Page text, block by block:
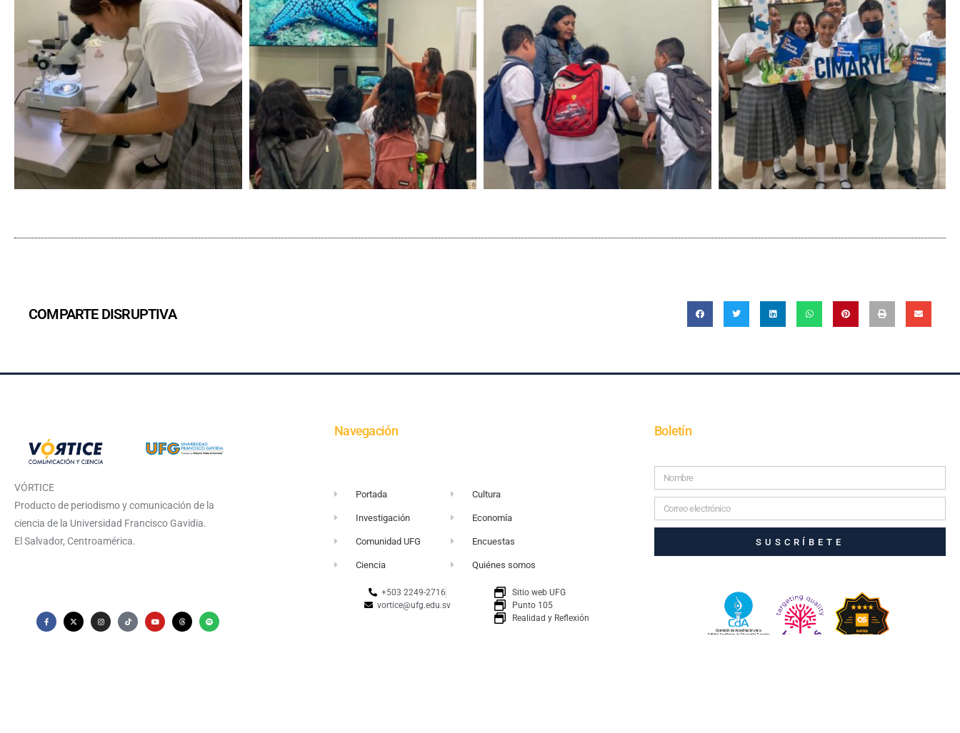
COMPARTE DISRUPTIVA
VÓRTICE
Producto de periodismo y comunicación de la
ciencia de la Universidad Francisco Gavidia.
El Salvador, Centroamérica.
Navegación
Portada
Investigación
Comunidad UFG
Ciencia
Cultura
Economía
Encuestas
Quiénes somos
+503 2249-2716
vortice@ufg.edu.sv
Sitio web UFG
Punto 105
Realidad y Reflexión
Boletín
SUSCRÍBETE